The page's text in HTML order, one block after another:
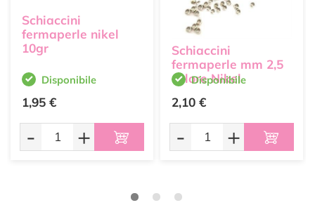
Schiaccini
fermaperle nikel
10gr
Disponibile
1,95 €
- +
Schiaccini
fermaperle mm 2,5
colore Nikel
Disponibile
2,10 €
- +